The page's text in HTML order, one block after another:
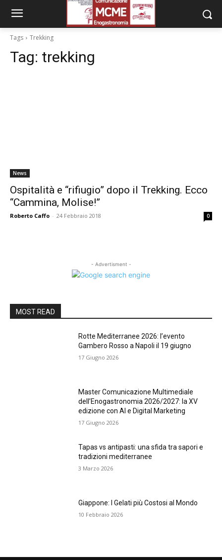
Tags Trekking
Tag: trekking
News
Ospitalità e “rifiugio” dopo il Trekking. Ecco
“Cammina, Molise!”
Roberto Caffo - 24 Febbraio 2018 0
- Advertisment -
MOST READ
Rotte Mediterranee 2026: l’evento
Gambero Rosso a Napoli il 19 giugno
17 Giugno 2026
Master Comunicazione Multimediale
dell’Enogastronomia 2026/2027: la XV
edizione con AI e Digital Marketing
17 Giugno 2026
Tapas vs antipasti: una sfida tra sapori e
tradizioni mediterranee
3 Marzo 2026
Giappone: I Gelati più Costosi al Mondo
10 Febbraio 2026